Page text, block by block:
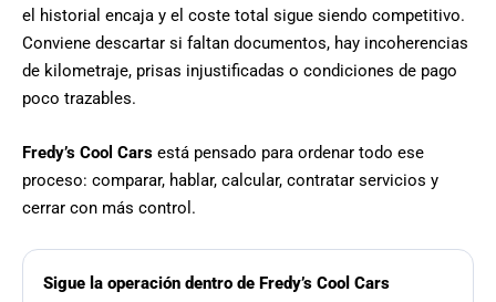
el historial encaja y el coste total sigue siendo competitivo.
Conviene descartar si faltan documentos, hay incoherencias
de kilometraje, prisas injustificadas o condiciones de pago
poco trazables.
Fredy’s Cool Cars está pensado para ordenar todo ese
proceso: comparar, hablar, calcular, contratar servicios y
cerrar con más control.
Sigue la operación dentro de Fredy’s Cool Cars